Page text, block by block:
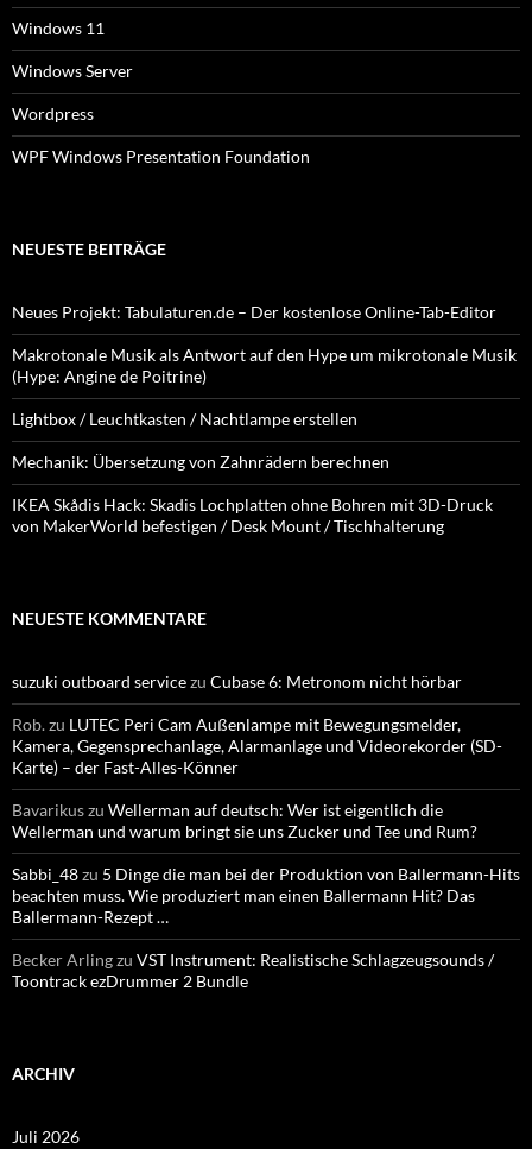
Windows 11
Windows Server
Wordpress
WPF Windows Presentation Foundation
NEUESTE BEITRÄGE
Neues Projekt: Tabulaturen.de – Der kostenlose Online-Tab-Editor
Makrotonale Musik als Antwort auf den Hype um mikrotonale Musik
(Hype: Angine de Poitrine)
Lightbox / Leuchtkasten / Nachtlampe erstellen
Mechanik: Übersetzung von Zahnrädern berechnen
IKEA Skådis Hack: Skadis Lochplatten ohne Bohren mit 3D-Druck
von MakerWorld befestigen / Desk Mount / Tischhalterung
NEUESTE KOMMENTARE
suzuki outboard servicezu Cubase 6: Metronom nicht hörbar
Rob.zu LUTEC Peri Cam Außenlampe mit Bewegungsmelder,
Kamera, Gegensprechanlage, Alarmanlage und Videorekorder (SD-
Karte) – der Fast-Alles-Könner
Bavarikuszu Wellerman auf deutsch: Wer ist eigentlich die
Wellerman und warum bringt sie uns Zucker und Tee und Rum?
Sabbi_48zu 5 Dinge die man bei der Produktion von Ballermann-Hits
beachten muss. Wie produziert man einen Ballermann Hit? Das
Ballermann-Rezept …
Becker Arlingzu VST Instrument: Realistische Schlagzeugsounds /
Toontrack ezDrummer 2 Bundle
ARCHIV
Juli 2026